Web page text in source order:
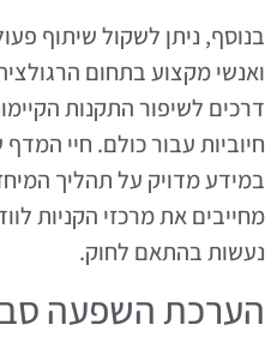
בנוסף, ניתן לשקול שיתוף
ואנשי מקצוע בתחום
דרכים לשיפור התקנות
חיוביות עבור כולם. חיי
במידע מדויק על תהליך
מחייבים את מרכזי הקניות
נעשות בהתאם לחוק.
הערכת השפעה